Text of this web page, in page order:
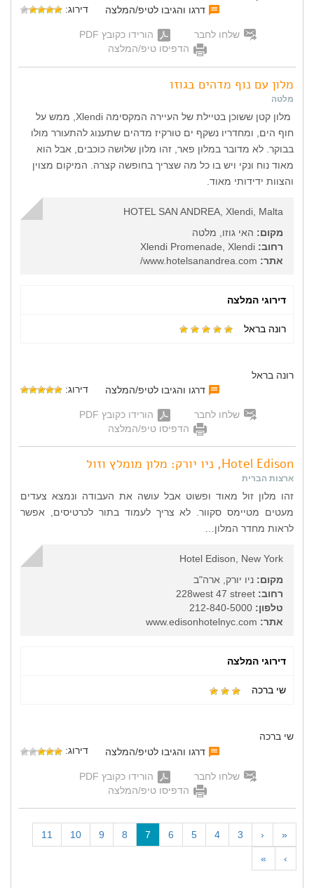
דרגו והגיבו לטיפ/המלצה
דירוג:
שלחו לחבר
הורידו כקובץ PDF
הדפיסו טיפ/המלצה
מלון עם נוף מדהים בגוזו
מלטה
מלון קטן ששוכן בטיילת של העיירה המקסימה Xlendi, ממש על
חוף הים, ומחדריו נשקף ים טורקיז מדהים שתענוג להתעורר מולו
בבוקר. לא מדובר במלון פאר, זהו מלון שלושה כוכבים, אבל הוא
מאוד נוח ונקי ויש בו כל מה שצריך בחופשה קצרה. המיקום מצוין
והצוות ידידותי מאוד.
HOTEL SAN ANDREA, Xlendi, Malta
מקום: האי גוזו, מלטה
רחוב:
אתר:
דירוגי המלצה
רונה בראל
רונה בראל
דרגו והגיבו לטיפ/המלצה
דירוג:
שלחו לחבר
הורידו כקובץ PDF
הדפיסו טיפ/המלצה
Hotel Edison, ניו יורק: מלון מומלץ וזול
ארצות הברית
זהו מלון זול מאוד ופשוט אבל עושה את העבודה ונמצא צעדים
מעטים מטיימס סקוור. לא צריך לעמוד בתור לכרטיסים, אפשר
לראות מחדר המלון…
Hotel Edison, New York
מקום: ניו יורק, ארה"ב
רחוב:
טלפון:
אתר:
דירוגי המלצה
שי ברכה
שי ברכה
דרגו והגיבו לטיפ/המלצה
דירוג:
שלחו לחבר
הורידו כקובץ PDF
הדפיסו טיפ/המלצה
«
‹
3
4
5
6
7
(
c
8
9
10
11
›
»